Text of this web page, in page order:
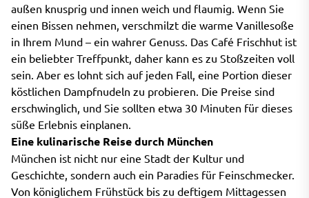
außen knusprig und innen weich und flaumig. Wenn Sie
einen Bissen nehmen, verschmilzt die warme Vanillesoße
in Ihrem Mund – ein wahrer Genuss. Das Café Frischhut ist
ein beliebter Treffpunkt, daher kann es zu Stoßzeiten voll
sein. Aber es lohnt sich auf jeden Fall, eine Portion dieser
köstlichen Dampfnudeln zu probieren. Die Preise sind
erschwinglich, und Sie sollten etwa 30 Minuten für dieses
süße Erlebnis einplanen.
Eine kulinarische Reise durch München
München ist nicht nur eine Stadt der Kultur und
Geschichte, sondern auch ein Paradies für Feinschmecker.
Von königlichem Frühstück bis zu deftigem Mittagessen